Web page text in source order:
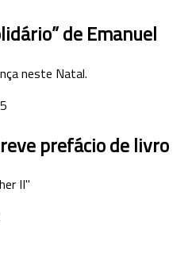
de Emanuel
neste Natal.
prefácio de livro
II"